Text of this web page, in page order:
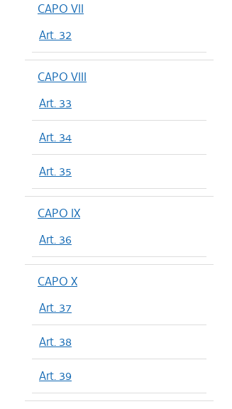
CAPO VII
Art. 32
CAPO VIII
Art. 33
Art. 34
Art. 35
CAPO IX
Art. 36
CAPO X
Art. 37
Art. 38
Art. 39